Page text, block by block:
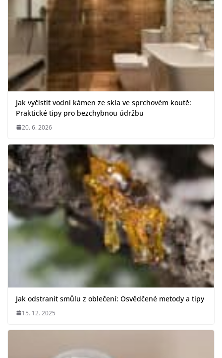
Jak vyčistit vodní kámen ze skla ve sprchovém koutě:
Praktické tipy pro bezchybnou údržbu
20. 6. 2026
Jak odstranit smůlu z oblečení: Osvědčené metody a tipy
15. 12. 2025